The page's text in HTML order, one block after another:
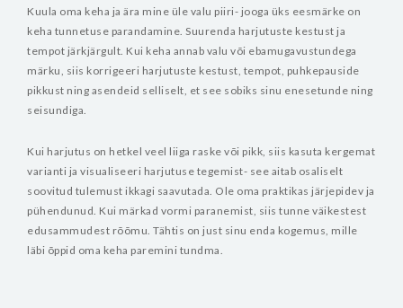
Kuula oma keha ja ära mine üle valu piiri- jooga üks eesmärke on
keha tunnetuse parandamine. Suurenda harjutuste kestust ja
tempot järkjärgult. Kui keha annab valu või ebamugavustundega
märku, siis korrigeeri harjutuste kestust, tempot, puhkepauside
pikkust ning asendeid selliselt, et see sobiks sinu enesetunde ning
seisundiga.
Kui harjutus on hetkel veel liiga raske või pikk, siis kasuta kergemat
varianti ja visualiseeri harjutuse tegemist- see aitab osaliselt
soovitud tulemust ikkagi saavutada. Ole oma praktikas järjepidev ja
pühendunud. Kui märkad vormi paranemist, siis tunne väikestest
edusammudest rõõmu. Tähtis on just sinu enda kogemus, mille
läbi õppid oma keha paremini tundma.